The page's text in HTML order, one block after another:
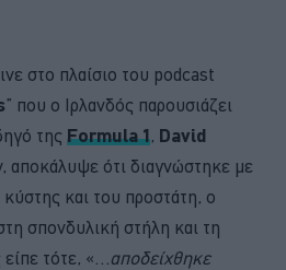
στο πλαίσιο του podcast
” που ο Ιρλανδός παρουσιάζει
της Formula 1, David
αποκάλυψε ότι διαγνώστηκε με
και του προστάτη, ο
σπονδυλική στήλη και τη
τότε, «… αποδείχθηκε